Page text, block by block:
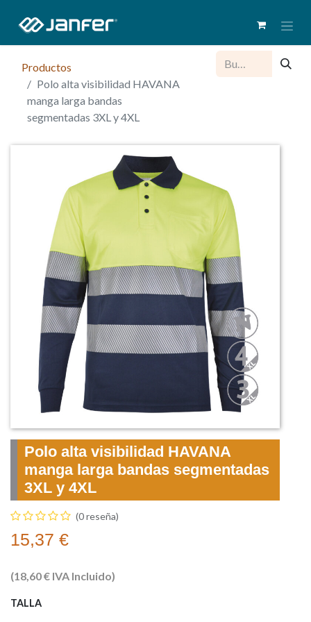
Productos
Polo alta visibilidad HAVANA
manga larga bandas
segmentadas 3XL y 4XL
Polo alta visibilidad HAVANA
manga larga bandas segmentadas
3XL y 4XL
(0 reseña)
15,37 €
(18,60€ IVA Incluido)
TALLA